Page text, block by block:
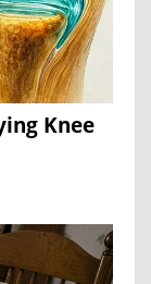
Knee